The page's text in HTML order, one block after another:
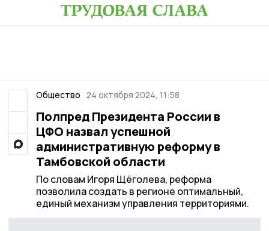
Общество 24 октября 2024, 11:58
Полпред Президента России в
ЦФО назвал успешной
административную реформу в
Тамбовской области
По словам Игоря Щёголева, реформа
позволила создать в регионе оптимальный,
единый механизм управления территориями.